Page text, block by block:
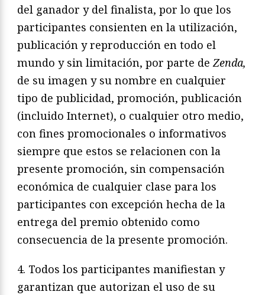
del ganador y del finalista, por lo que los
participantes consienten en la utilización,
publicación y reproducción en todo el
mundo y sin limitación, por parte deZenda,
de su imagen y su nombre en cualquier
tipo de publicidad, promoción, publicación
(incluido Internet), o cualquier otro medio,
con fines promocionales o informativos
siempre que estos se relacionen con la
presente promoción, sin compensación
económica de cualquier clase para los
participantes con excepción hecha de la
entrega del premio obtenido como
consecuencia de la presente promoción.
4. Todos los participantes manifiestan y
garantizan que autorizan el uso de su